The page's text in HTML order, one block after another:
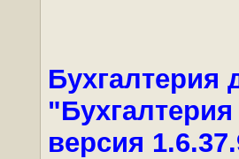
Бухгалтерия
версия